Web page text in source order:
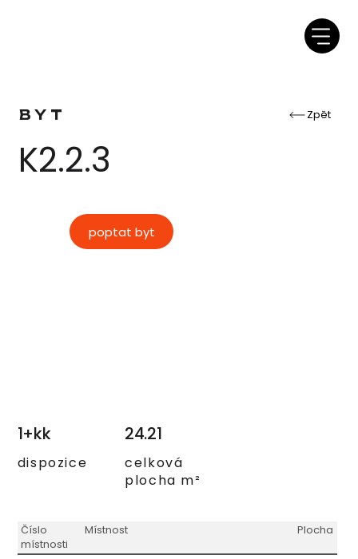
Zpět
BYT
K2.2.3
poptat byt
1+kk
dispozice
24.21
celková
plocha m²
Číslo
místnosti
Místnost Plocha